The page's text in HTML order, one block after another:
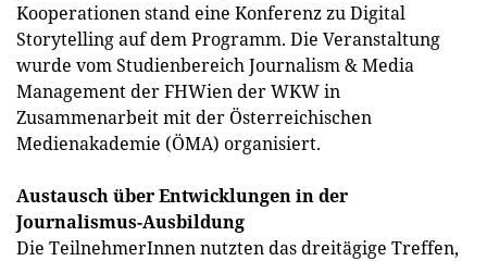
Kooperationen stand eine Konferenz zu Digital
Storytelling auf dem Programm. Die Veranstaltung
wurde vom Studienbereich Journalism & Media
Management der FHWien der WKW in
Zusammenarbeit mit der Österreichischen
Medienakademie (ÖMA) organisiert.
Austausch über Entwicklungen in der
Journalismus-Ausbildung
Die TeilnehmerInnen nutzten das dreitägige Treffen,